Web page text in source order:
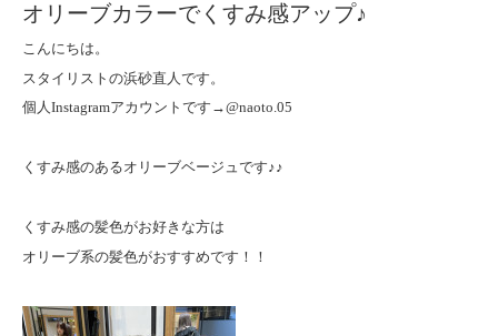
オリーブカラーでくすみ感アップ♪
こんにちは。
スタイリストの浜砂直人です。
個人Instagramアカウントです →@naoto.05
くすみ感のあるオリーブベージュです♪♪
くすみ感の髪色がお好きな方は
オリーブ系の髪色がおすすめです！！